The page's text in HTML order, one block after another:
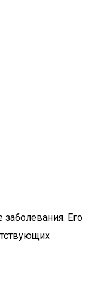
Его